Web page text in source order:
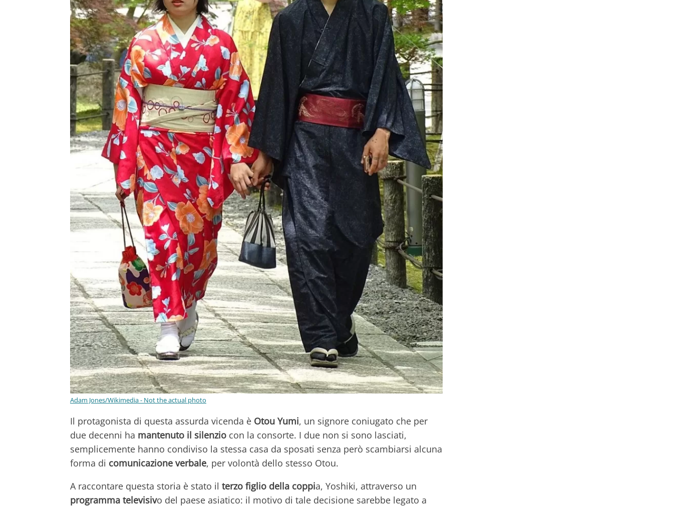
Adam Jones/Wikimedia - Not the actual photo
Il protagonista di questa assurda vicenda è Otou Yumi, un signore coniugato che per
due decenni ha mantenuto il silenzio con la consorte. I due non si sono lasciati,
semplicemente hanno condiviso la stessa casa da sposati senza però scambiarsi alcuna
forma di comunicazione verbale, per volontà dello stesso Otou.
A raccontare questa storia è stato il terzo figlio della coppia, Yoshiki, attraverso un
programma televisivo del paese asiatico: il motivo di tale decisione sarebbe legato a